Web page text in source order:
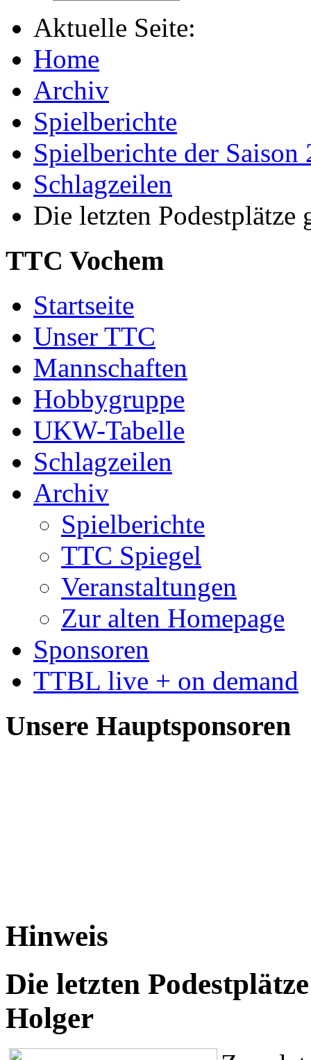
Aktuelle Seite:
Home
Archiv
Spielberichte
Spielberichte der Saison
Schlagzeilen
Die letzten
TTC Vochem
Startseite
Unser TTC
Mannschaften
Hobbygruppe
UKW-Tabelle
Schlagzeilen
Archiv
Spielberichte
TTC Spiegel
Veranstaltungen
Zur alten Homepage
Sponsoren
TTBL live + on demand
Unsere Hauptsponsoren
Hinweis
Die letzten
Holger